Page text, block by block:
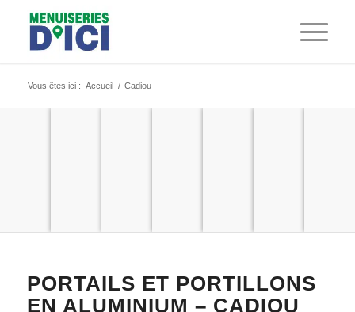
Vous êtes ici : Accueil / Cadiou
PORTAILS ET PORTILLONS
EN ALUMINIUM – CADIOU